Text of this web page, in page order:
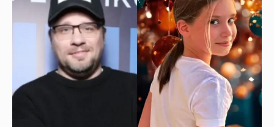
"Ей всё не так". Гарик Харламов
пожаловался на переходный возраст
дочери от Кристины Асмус